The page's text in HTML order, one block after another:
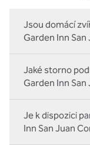
Jsou domácí
Garden Inn San
Jaké storno
Garden Inn San
Je k dispozici
Inn San Juan